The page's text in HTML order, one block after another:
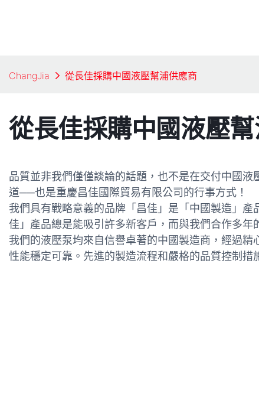
ChangJia 從長佳採購中國液壓幫浦供應商
從長佳採購中國液壓
品質並非我們僅僅談論的話題，也不是在交付中國
道──也是重慶昌佳國際貿易有限公司的行事方式！
我們具有戰略意義的品牌「昌佳」是「中國製造」
佳」產品總是能吸引許多新客戶，而與我們合作多
我們的液壓泵均來自信譽卓著的中國製造商，經過
性能穩定可靠。先進的製造流程和嚴格的品質控制措